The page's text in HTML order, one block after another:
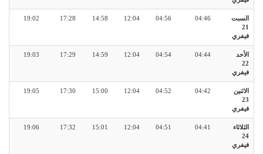
السبت
21
فيفري
04:46
04:56
12:04
14:58
17:28
19:02
الأحد
22
فيفري
04:44
04:54
12:04
14:59
17:29
19:03
الاثنين
23
فيفري
04:42
04:52
12:04
15:00
17:30
19:05
الثلاثاء
24
فيفري
04:41
04:51
12:04
15:01
17:32
19:06